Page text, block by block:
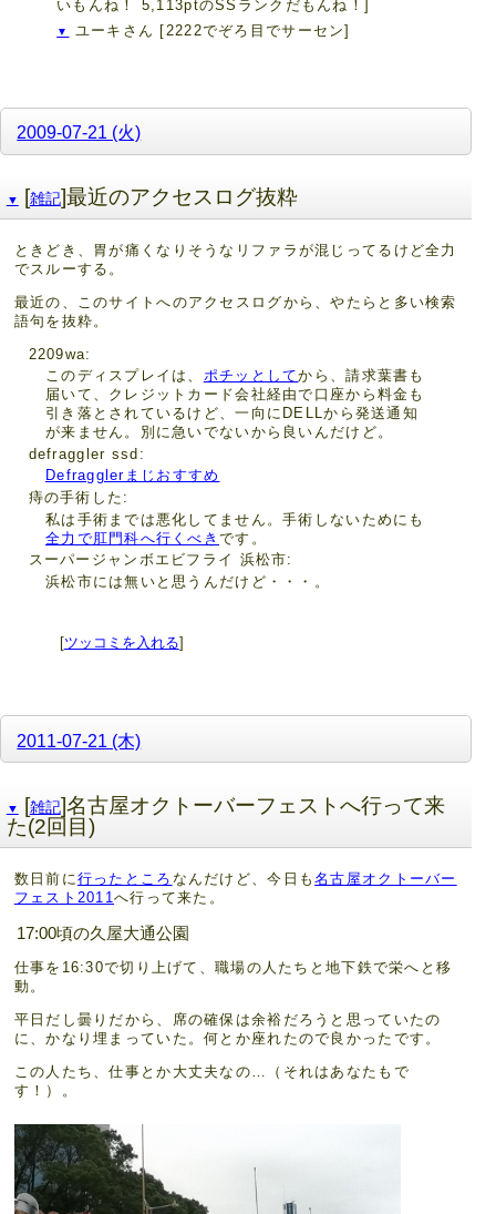
いもんね！ 5,113ptのSSランクだもんね！]
▼ ユーキさん [2222でぞろ目でサーセン]
2009-07-21 (火)
▼ [雑記]最近のアクセスログ抜粋
ときどき、胃が痛くなりそうなリファラが混じってるけど全力
でスルーする。
最近の、このサイトへのアクセスログから、やたらと多い検索
語句を抜粋。
2209wa
このディスプレイは、 ポチッとしてから、請求葉書も
届いて、クレジットカード会社経由で口座から料金も
引き落とされているけど、一向にDELLから発送通知
が来ません。別に急いでないから良いんだけど。
defraggler ssd
Defragglerまじおすすめ
痔の手術した
私は手術までは悪化してません。手術しないためにも
全力で肛門科へ行くべきです。
スーパージャンボエビフライ 浜松市
浜松市には無いと思うんだけど・・・。
[ツッコミを入れる]
2011-07-21 (木)
▼ [雑記]名古屋オクトーバーフェストへ行って来
た(2回目)
数日前に行ったところ なんだけど、今日も名古屋オクトーバー
フェスト2011へ行って来た。
17:00頃の久屋大通公園
仕事を16:30で切り上げて、職場の人たちと地下鉄で栄へと移
動。
平日だし曇りだから、席の確保は余裕だろうと思っていたの
に、かなり埋まっていた。何とか座れたので良かったです。
この人たち、仕事とか大丈夫なの…（それはあなたもで
す！）。